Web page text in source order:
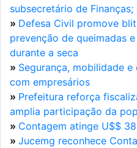
subsecretário de
» Defesa Civil promove
prevenção de queimadas
durante a seca
» Segurança, mobilidade
com empresários
» Prefeitura reforça
amplia participação da
» Contagem atinge U$$
» Jucemg reconhece